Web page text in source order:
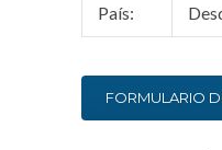
País:
FORMULARIO